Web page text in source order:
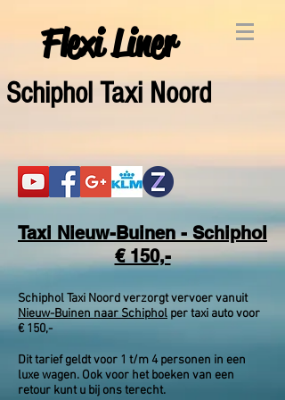
Flexi Liner
Schiphol Taxi Noord
Taxi Nieuw-Buinen - Schiphol
€ 150,-
Schiphol Taxi Noord verzorgt vervoer vanuit
Nieuw-Buinen naar Schiphol per taxi auto voor
€ 150,-
Dit tarief geldt voor 1 t/m 4 personen in een
luxe wagen. Ook voor het boeken van een
retour kunt u bij ons terecht.